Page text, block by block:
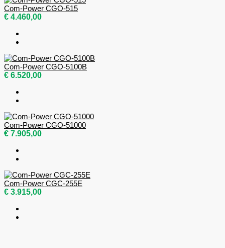
Com-Power CGO-515
€ 4.460,00
Com-Power CGO-5100B
€ 6.520,00
Com-Power CGO-51000
€ 7.905,00
Com-Power CGC-255E
€ 3.915,00